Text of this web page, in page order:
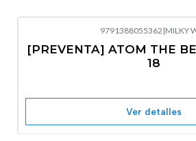
9791388055362 |MILKY
[PREVENTA] ATOM THE
18
Ver detalles